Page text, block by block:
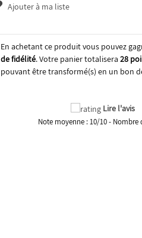
Ajouter à ma liste
En achetant ce produit vous pouvez
de fidélité. Votre panier totalisera 28
pouvant être transformé(s) en un bon
Lire l'avis
Note moyenne :10/10- Nombre